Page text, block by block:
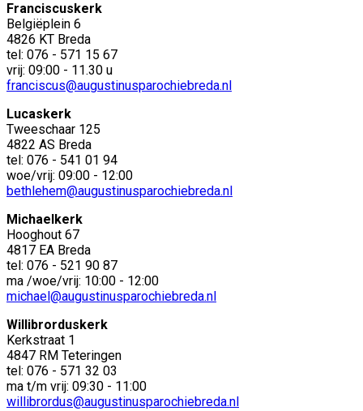
Franciscuskerk
Belgiëplein 6
4826 KT Breda
tel: 076 - 571 15 67
vrij: 09:00 - 11.30 u
franciscus@augustinusparochiebreda.nl
Lucaskerk
Tweeschaar 125
4822 AS Breda
tel: 076 - 541 01 94
woe/vrij: 09:00 - 12:00
bethlehem@augustinusparochiebreda.nl
Michaelkerk
Hooghout 67
4817 EA Breda
tel: 076 - 521 90 87
ma /woe/vrij: 10:00 - 12:00
michael@augustinusparochiebreda.nl
Willibrorduskerk
Kerkstraat 1
4847 RM Teteringen
tel: 076 - 571 32 03
ma t/m vrij: 09:30 - 11:00
willibrordus@augustinusparochiebreda.nl